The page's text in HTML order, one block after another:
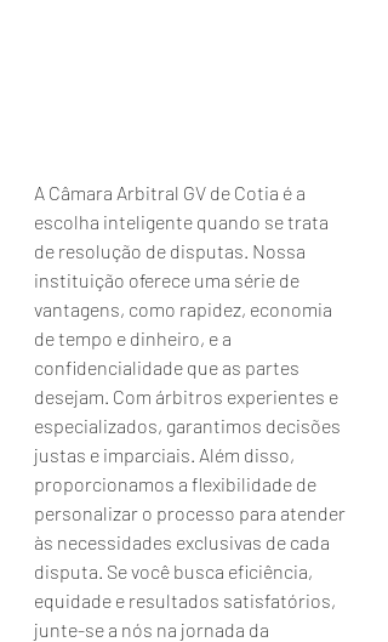
A Câmara Arbitral GV de Cotia é a
escolha inteligente quando se trata
de resolução de disputas. Nossa
instituição oferece uma série de
vantagens, como rapidez, economia
de tempo e dinheiro, e a
confidencialidade que as partes
desejam. Com árbitros experientes e
especializados, garantimos decisões
justas e imparciais. Além disso,
proporcionamos a flexibilidade de
personalizar o processo para atender
às necessidades exclusivas de cada
disputa. Se você busca eficiência,
equidade e resultados satisfatórios,
junte-se a nós na jornada da